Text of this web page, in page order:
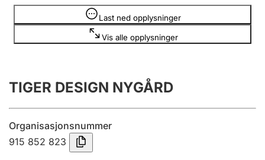
Registrere, endre, slette
Årsregnskap
Innsending og forsinkelsesgebyr
Tinglysing
Last ned opplysninger
Vis alle opplysninger
Opplysninger er skjult
TIGER DESIGN NYGÅRD
Organisasjonsnummer
915 852 823